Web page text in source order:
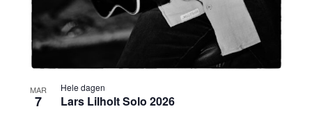
MAR
7
Hele dagen
Lars Lilholt Solo 2026